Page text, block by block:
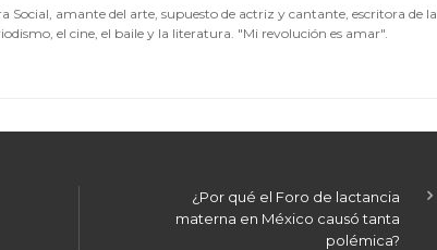
Social, amante del arte, supuesto de actriz y cantante, escritora de la
el cine, el baile y la literatura. "Mi revolución es amar".
¿Por qué el Foro de lactancia
materna en México causó tanta
polémica?